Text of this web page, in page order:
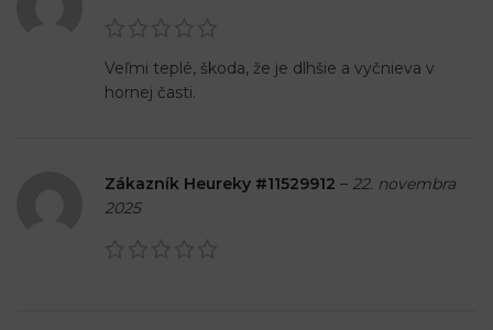
Veľmi teplé, škoda, že je dlhšie a vyčnieva v
hornej časti.
Zákazník Heureky #11529912 – 22. novembra
2025